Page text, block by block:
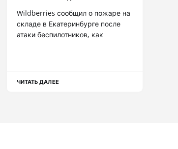
Wildberries сообщил о пожаре на
складе в Екатеринбурге после
атаки беспилотников, как
ЧИТАТЬ ДАЛЕЕ